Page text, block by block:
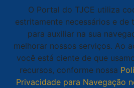
O Portal do TJCE utiliza
estritamente necessários e de
para auxiliar na sua
melhorar nossos serviços. Ao
você está ciente de que
recursos, conforme nossa
Privacidade para Navegação